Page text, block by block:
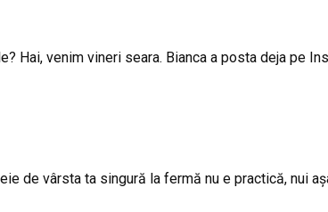
Hai, venim vineri seara. Bianca a posta deja pe
de vârsta ta singură la fermă nu e practică, nui